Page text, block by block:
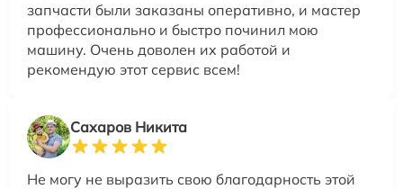
запчасти были заказаны оперативно, и мастер
профессионально и быстро починил мою
машину. Очень доволен их работой и
рекомендую этот сервис всем!
Сахаров Никита
Не могу не выразить свою благодарность этой